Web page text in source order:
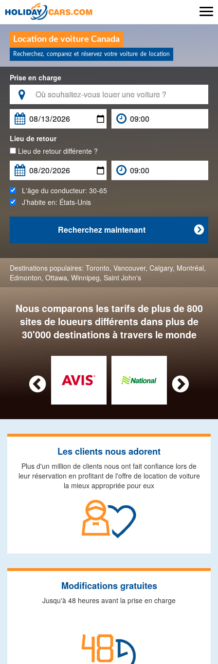
Location de voiture Canada
Recherchez, comparez et réservez votre voiture de location
Prise en charge


Lieu de retour
Lieu de retour différente ?
L'âge du conducteur: 30-65
J’habite en: États-Unis

Recherchez maintenant
Destinations populaires: Toronto, Vancouver, Calgary, Montréal,
Edmonton, Ottawa, Winnipeg, Saint John's
Nous comparons les tarifs de plus de 800
sites de loueurs différents dans plus de
30'000 destinations à travers le monde
 
Les clients nous adorent
Plus d'un million de clients nous ont fait confiance lors de
leur réservation en profitant de l'offre de location de voiture
la mieux appropriée pour eux
Modifications gratuites
Jusqu'à 48 heures avant la prise en charge